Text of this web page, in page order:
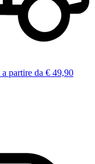
a partire da € 49,90